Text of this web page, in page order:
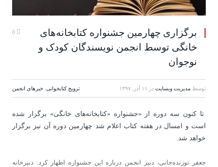
برگزاری چهارمین جشنواره کتابخانه‌های
خانگی توسط انجمن نویسندگان کودک و
نوجوان
توسط مدیریت وبسایت در ۱۱ آذر, ۱۳۹۷ ترویج کتابخوانی, خبرهای انجمن
تا کنون سه دوره از «جشنواره «کتابخانه‌های خانگی» برگزار شده
است و امسال در هفته کتاب اعلام شد چهارمین دوره آن نیز برگزار
خواهد شد.
جعفر توزنده‌جانی، دبیر انجمن درباره این جشنواره اظهار کرد: دبیرخانه